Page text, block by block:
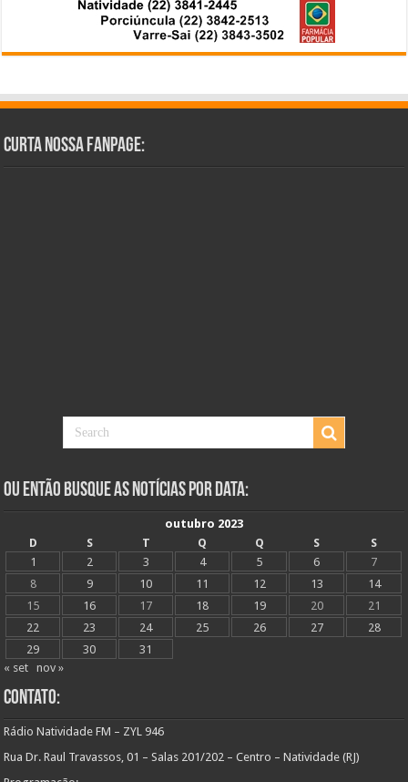
Curta Nossa Fanpage:
Ou Então Busque as Notícias Por Data:
outubro 2023
D
S T Q Q S
S
1
2 3 4 5 6
7
8
9 10 11 12 13
14
15
16 17 18 19 20
21
22
23 24 25 26 27
28
29
30
31
« set
nov »
Contato:
Rádio Natividade FM – ZYL 946
Rua Dr. Raul Travassos, 01 – Salas 201/202 – Centro – Natividade (RJ)